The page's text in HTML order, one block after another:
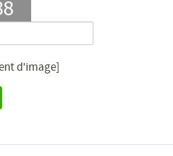
d'image]